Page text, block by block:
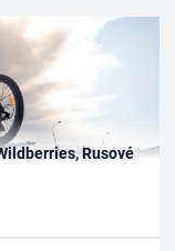
Rusové